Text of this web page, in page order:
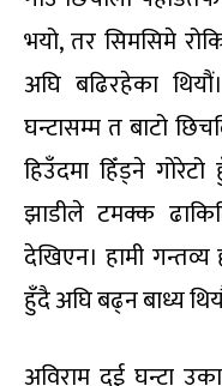
भयो, तर सिमसिमे
अघि बढिरहेका
घन्टासम्म त बाटो
हिउँदमा हिँड्ने
झाडीले टमक्क
देखिएन। हामी गन्तव्य
हुँदै अघि बढ्न बाध्य